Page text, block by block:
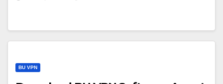
BU VPN